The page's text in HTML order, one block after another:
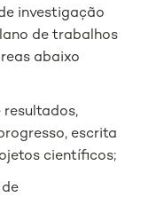
investigação
de trabalhos
abaixo
resultados,
escrita
científicos;